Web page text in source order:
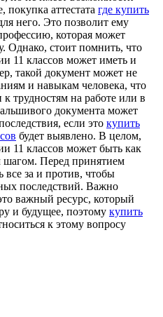
покупка аттестата где купить
него. Это позволит ему
которая может
Однако, стоит помнить, что
11 классов может иметь и
такой документ может не
и навыкам человека, что
трудностям на работе или в
документа может
если это купить
будет выявлено. В целом,
11 классов может быть как
Перед принятием
все за и против, чтобы
последствий. Важно
важный ресурс, который
и будущее, поэтому купить
к этому вопросу